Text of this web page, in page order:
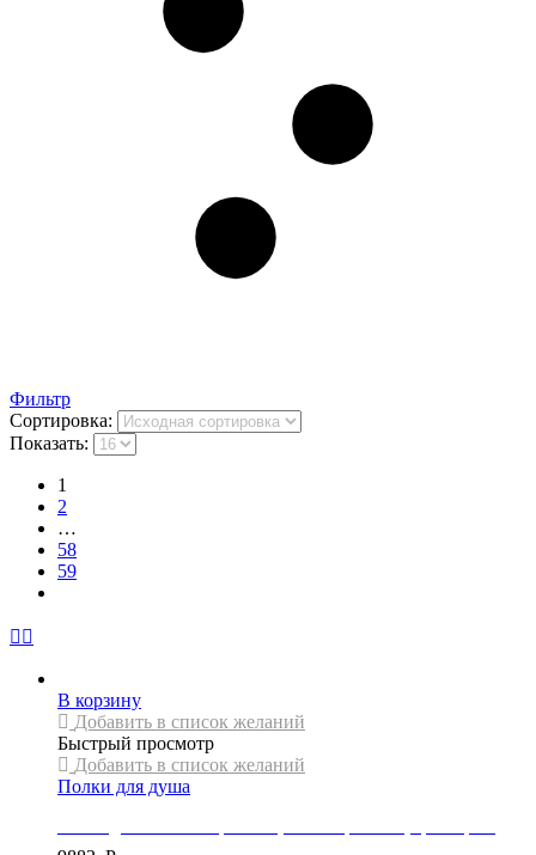
Фильтр
Сортировка:
Показать:
1
2
…
58
59
В корзину
Добавить в список желаний
Быстрый просмотр
Добавить в список желаний
Полки для душа